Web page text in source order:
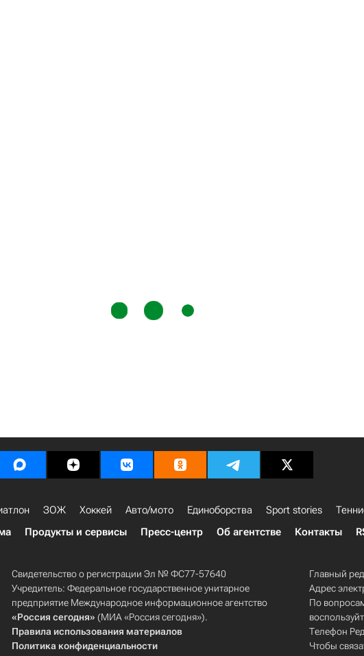
ЗОЖ Хоккей Авто/мото Единоборства Sport stories
Продукты и сервисы Пресс-центр Об агентстве Контакты
Свидетельство о регистрации Эл № ФС77-57640
Учредитель: Федеральное государственное унитарное
предприятие Международное информационное агентство
«Россия сегодня» (МИА «Россия сегодня»).
Правила использования материалов
Политика конфиденциальности
Главный
Адрес
По
Телефон
Чтобы